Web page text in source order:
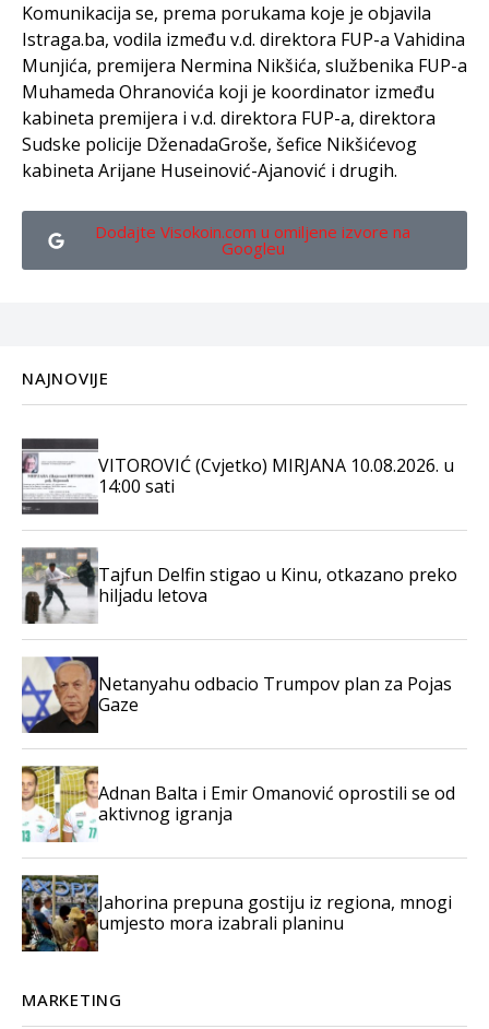
Komunikacija se, prema porukama koje je objavila
Istraga.ba, vodila između v.d. direktora FUP-a Vahidina
Munjića, premijera Nermina Nikšića, službenika FUP-a
Muhameda Ohranovića koji je koordinator između
kabineta premijera i v.d. direktora FUP-a, direktora
Sudske policije DženadaGroše, šefice Nikšićevog
kabineta Arijane Huseinović-Ajanović i drugih.
Dodajte Visokoin.com u omiljene izvore na
Googleu
NAJNOVIJE
VITOROVIĆ (Cvjetko) MIRJANA 10.08.2026. u
14:00 sati
Tajfun Delfin stigao u Kinu, otkazano preko
hiljadu letova
Netanyahu odbacio Trumpov plan za Pojas
Gaze
Adnan Balta i Emir Omanović oprostili se od
aktivnog igranja
Jahorina prepuna gostiju iz regiona, mnogi
umjesto mora izabrali planinu
MARKETING